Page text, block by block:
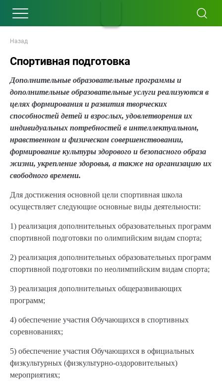
Назад
Спортивная подготовка
Дополнительные образовательные программы и
дополнительные образовательные услуги реализуются в
целях формирования и развития творческих
способностей детей и взрослых, удовлетворения их
индивидуальных потребностей в интеллектуальном,
нравственном и физическом совершенствовании,
формирование культуры здорового и безопасного образа
жизни, укрепление здоровья, а также на организацию их
свободного времени.
Для достижения основной цели спортивная школа
осуществляет следующие основные виды деятельности:
1) реализация дополнительных образовательных программ
спортивной подготовки по олимпийским видам спорта;
2) реализация дополнительных образовательных программ
спортивной подготовки по неолимпийским видам спорта;
3) реализация дополнительных общеразвивающих
программ;
4) обеспечение участия Обучающихся в спортивных
соревнованиях;
5) обеспечение участия Обучающихся в официальных
физкультурных (физкультурно-оздоровительных)
мероприятиях;